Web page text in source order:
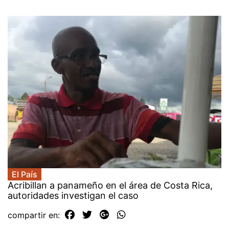
El País
Acribillan a panameño en el área de Costa Rica,
autoridades investigan el caso
compartir en: